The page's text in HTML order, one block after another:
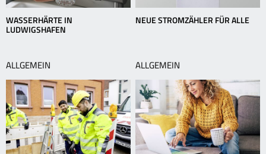
WASSERHÄRTE IN
LUDWIGSHAFEN
NEUE STROMZÄHLER FÜR ALLE
ALLGEMEIN ALLGEMEIN